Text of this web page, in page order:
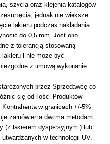
szycia oraz klejenia katalogów
jednak nie większe
lakieru podczas nakładania
do 0,5 mm. Jest ono
z tolerancją stosowaną
lakieru i nie może być
z umową wykonanie
przez Sprzedawcę do
się od ilości Produktów
w granicach +/-5%.
zamówienia dwoma metodami:
(z lakierem dyspersyjnym ) lub
w technologii UV.